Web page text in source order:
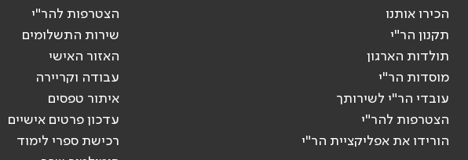
הכירו אותנו
תקנון הר"י
תולדות הארגון
מוסדות הר"י
עובדי הר"י לשירותך
הצטרפות להר"י
הורידו את אפליקציית הר"י
הצטרפות להר"י
שירות התשלומים
האזור האישי
עבודה וקריירה
איתור טפסים
עדכון פרטים אישיים
רכישת ספרי לימוד